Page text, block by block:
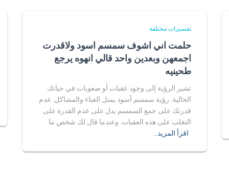
تفسيرات مختلفة
حلمت اني اشوف سمسم اسود ولاقدرت
اجمعهن وبعدين واحد قالي انهوه يرجع
طحينيه
تشير الرؤية إلى وجود عقبات أو صعوبات في حياتك
الحالية. رؤية سمسم أسود يمثل العناء والمشاكل. عدم
قدرتك على جمع السمسم يدل على عدم القدرة على
التغلب على هذه العقبات. وعندما قال لك شخص ما
اقرأ المزيد…